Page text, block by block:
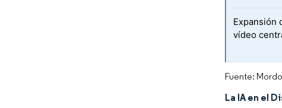
Expansión
vídeo
Fuente:
La IA en el